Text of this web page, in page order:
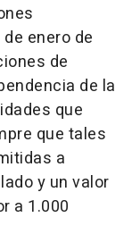
enero de
de
de la
que
que tales
a
y un valor
a 1.000